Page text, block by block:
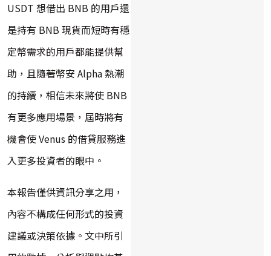
USDT 想借出 BNB 的用戶還
是持有 BNB 現貨而短時有穩
定幣需求的用戶都能提供幫
助，且隨著幣安 Alpha 熱潮
的持續，相信未來將使 BNB
有更多應用場景，屆時將有
機會使 Venus 的借貸服務進
入更多投資者的眼中。
本報告僅供資訊分享之用，
內容不構成任何形式的投資
建議或決策依據。文中所引